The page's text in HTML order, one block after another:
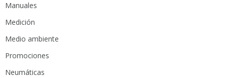
Manuales
Medición
Medio ambiente
Promociones
Neumáticas